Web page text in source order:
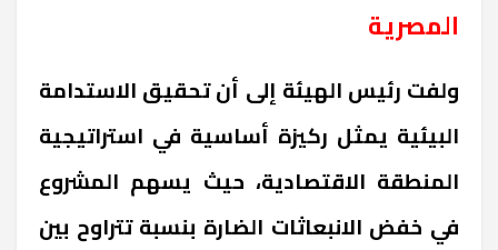
المصرية
ولفت رئيس الهيئة إلى أن تحقيق الاستدامة
البيئية يمثل ركيزة أساسية في استراتيجية
المنطقة الاقتصادية، حيث يسهم المشروع
في خفض الانبعاثات الضارة بنسبة تتراوح بين